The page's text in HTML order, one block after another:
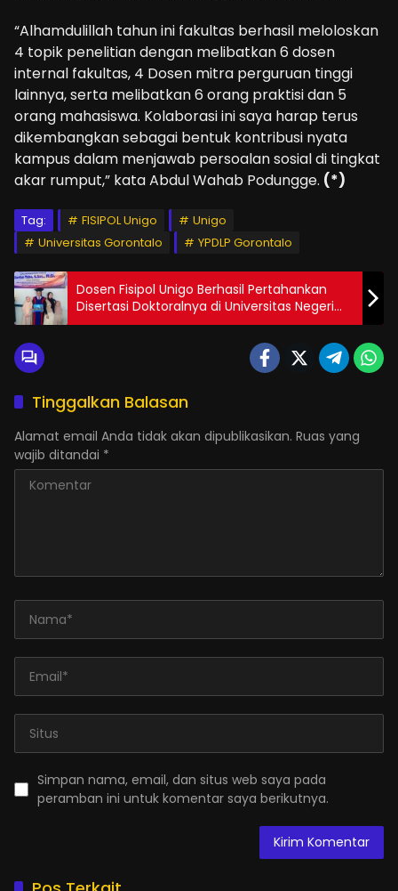
“Alhamdulillah tahun ini fakultas berhasil meloloskan
4 topik penelitian dengan melibatkan 6 dosen
internal fakultas, 4 Dosen mitra perguruan tinggi
lainnya, serta melibatkan 6 orang praktisi dan 5
orang mahasiswa. Kolaborasi ini saya harap terus
dikembangkan sebagai bentuk kontribusi nyata
kampus dalam menjawab persoalan sosial di tingkat
akar rumput,” kata Abdul Wahab Podungge. (*)
Tag: FISIPOL Unigo
Unigo
Universitas Gorontalo
YPDLP Gorontalo
Dosen Fisipol Unigo Berhasil Pertahankan
Disertasi Doktoralnya di Universitas Negeri
Makassar
Tinggalkan Balasan
Alamat email Anda tidak akan dipublikasikan. Ruas yang
wajib ditandai *
Simpan nama, email, dan situs web saya pada
peramban ini untuk komentar saya berikutnya.